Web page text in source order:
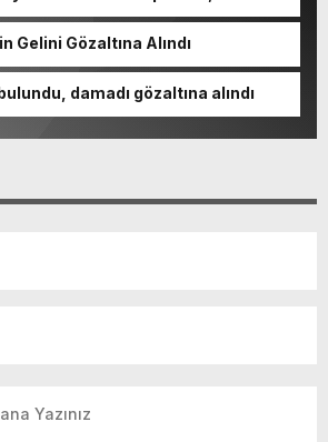
Gelini Gözaltına Alındı
damadı gözaltına alındı